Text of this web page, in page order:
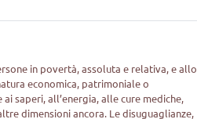
in povertà, assoluta e relativa, e allo
economica, patrimoniale o
saperi, all’energia, alle cure mediche,
dimensioni ancora. Le disuguaglianze,